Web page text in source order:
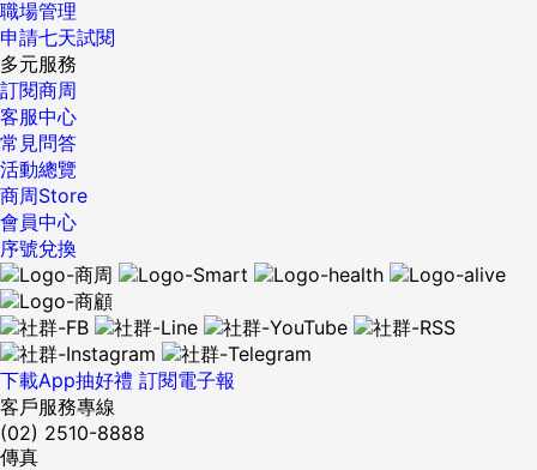
職場管理
申請七天試閱
多元服務
訂閱商周
客服中心
常見問答
活動總覽
商周Store
會員中心
序號兌換
下載App抽好禮 訂閱電子報
客戶服務專線
(02) 2510-8888
傳真